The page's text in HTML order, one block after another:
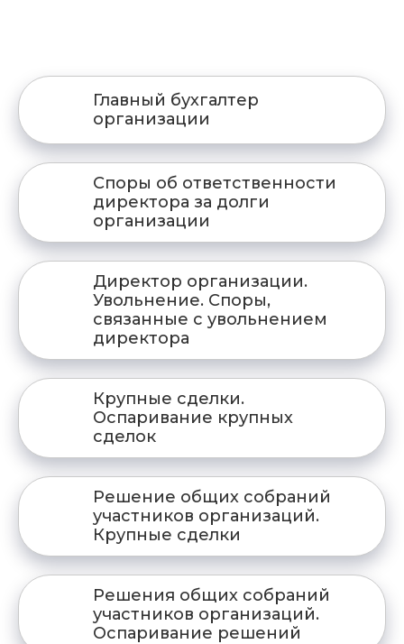
Главный бухгалтер
организации
Споры об ответственности
директора за долги
организации
Директор организации.
Увольнение. Споры,
связанные с увольнением
директора
Крупные сделки.
Оспаривание крупных
сделок
Решение общих собраний
участников организаций.
Крупные сделки
Решения общих собраний
участников организаций.
Оспаривание решений